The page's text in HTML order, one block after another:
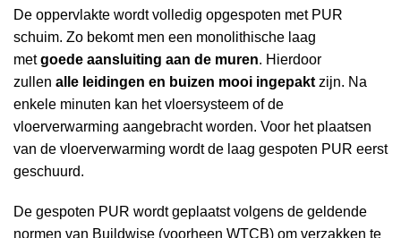
De oppervlakte wordt volledig opgespoten met PUR
schuim. Zo bekomt men een monolithische laag
metgoede aansluiting aan de muren. Hierdoor
zullen alle leidingen en buizen mooi ingepakt zijn. Na
enkele minuten kan het vloersysteem of de
vloerverwarming aangebracht worden. Voor het plaatsen
van de vloerverwarming wordt de laag gespoten PUR eerst
geschuurd.
De gespoten PUR wordt geplaatst volgens de geldende
normen van Buildwise (voorheen WTCB) om verzakken te